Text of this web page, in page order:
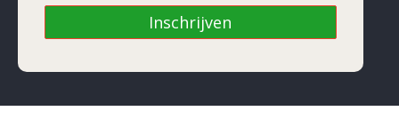
Inschrijven